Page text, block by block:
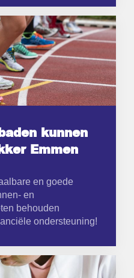
kunnen
Emmen
en goede
en
behouden
ondersteuning!